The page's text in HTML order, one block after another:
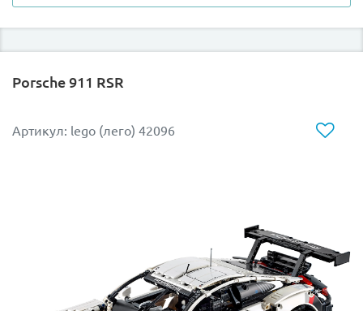
технический регламент. Теперь гоночные автомобили
стали чуть тяжелее и больше, в чемпионате
используются колесные диски диаметром 18 дюймов.
болид MCL36, разработанный с учетом новых
аккумулятор, 6-поршневые тормоза. Дизайнеры LEGO
Лего Техник 42141 в тесном
сотрудничестве с инженерами McLaren Racing.
Поэтому она выполнена в цветах прототипа и
достоверно воссоздает его особенности.
Porsche 911 RSR
Артикул: lego (лего) 42096